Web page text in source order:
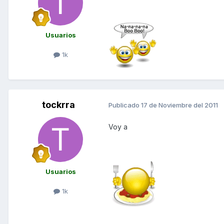
Usuarios
1k
tockrra
Usuarios
1k
Publicado 17 de Noviembre del 2011
Voy a